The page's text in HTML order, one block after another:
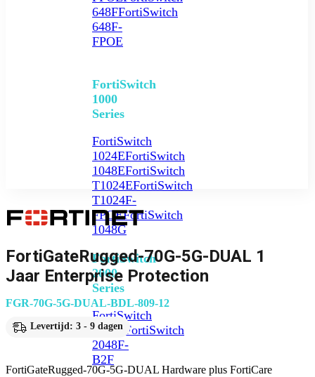
648FFortiSwitch
648F-
FPOE
FortiSwitch
1000
Series
FortiSwitch
1024EFortiSwitch
1048EFortiSwitch
T1024EFortiSwitch
T1024F-
FPOEFortiSwitch
1048G
FortiSwitch
2000
Series
FortiSwitch
2048F FortiSwitch
2048F-
B2F
FortiGateRugged-70G-5G-DUAL 1
Jaar Enterprise Protection
FGR-70G-5G-DUAL-BDL-809-12
Levertijd: 3 - 9 dagen
FortiGateRugged-70G-5G-DUAL Hardware plus FortiCare